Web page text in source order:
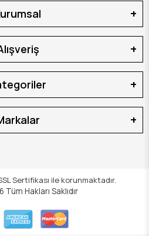
Sertifikası ile korunmaktadır.
Tüm Hakları Saklıdır